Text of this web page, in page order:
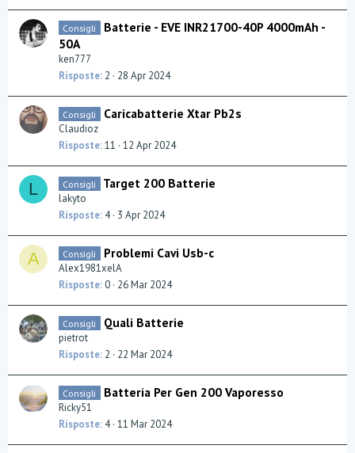
Consigli
Batterie - EVE INR21700-40P 4000mAh -
50A
ken777
Risposte 2 28 Apr 2024
Consigli Caricabatterie Xtar Pb2s
Claudioz
Risposte 11 12 Apr 2024
L Consigli Target 200 Batterie
lakyto
Risposte 4 3 Apr 2024
A Consigli Problemi Cavi Usb-c
Alex1981xelA
Risposte 0 26 Mar 2024
Consigli Quali Batterie
pietrot
Risposte 2 22 Mar 2024
Consigli Batteria Per Gen 200 Vaporesso
Ricky51
Risposte 4 11 Mar 2024